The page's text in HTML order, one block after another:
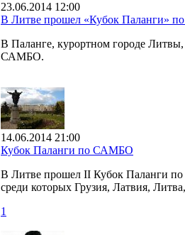
23.06.2014 12:00
В Литве прошел «Кубок Паланги»
В Паланге, курортном городе
САМБО.
14.06.2014 21:00
Кубок Паланги по САМБО
В Литве прошел II Кубок Паланги
среди которых Грузия, Латвия,
1